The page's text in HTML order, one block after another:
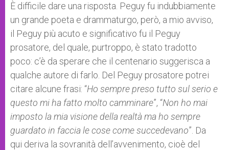
È difficile dare una risposta. Peguy fu indubbiamente
un grande poeta e drammaturgo, però, a mio avviso,
il Peguy più acuto e significativo fu il Peguy
prosatore, del quale, purtroppo, è stato tradotto
poco: c’è da sperare che il centenario suggerisca a
qualche autore di farlo. Del Peguy prosatore potrei
citare alcune frasi: “Ho sempre preso tutto sul serio e
questo mi ha fatto molto camminare”, “Non ho mai
imposto la mia visione della realtà ma ho sempre
guardato in faccia le cose come succedevano”. Da
qui deriva la sovranità dell’avvenimento, cioè del